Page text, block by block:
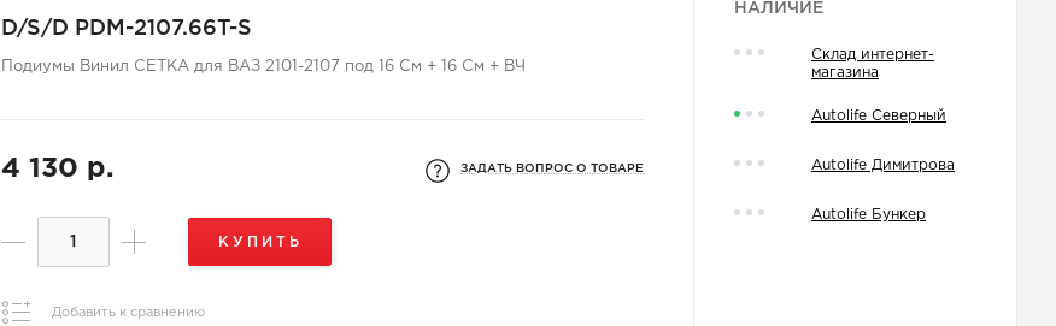
D/S/D PDM-2107.66T-S
Подиумы Винил СЕТКА для ВАЗ 2101-2107 под 16 См + 16 См + ВЧ
4 130 р. ЗАДАТЬ ВОПРОС О ТОВАРЕ
КУПИТЬ
Добавить к сравнению
НАЛИЧИЕ
Склад интернет-
магазина
Autolife Северный
Autolife Димитрова
Autolife Бункер